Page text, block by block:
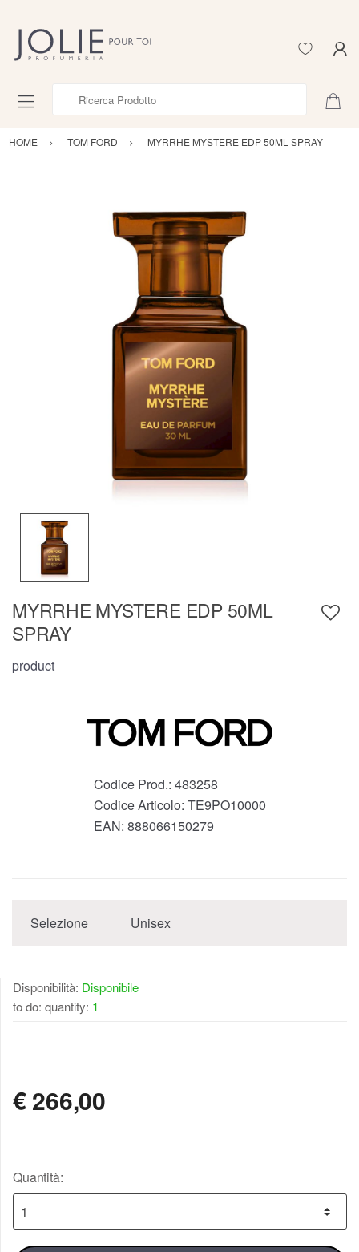
HOME TOM FORD MYRRHE MYSTERE EDP 50ML SPRAY
MYRRHE MYSTERE EDP 50ML
SPRAY
product
Codice Prod.: 483258
Codice Articolo: TE9PO10000
EAN: 888066150279
Selezione Unisex
Disponibilità: Disponibile
to do: quantity: 1
€266,00
Quantità: